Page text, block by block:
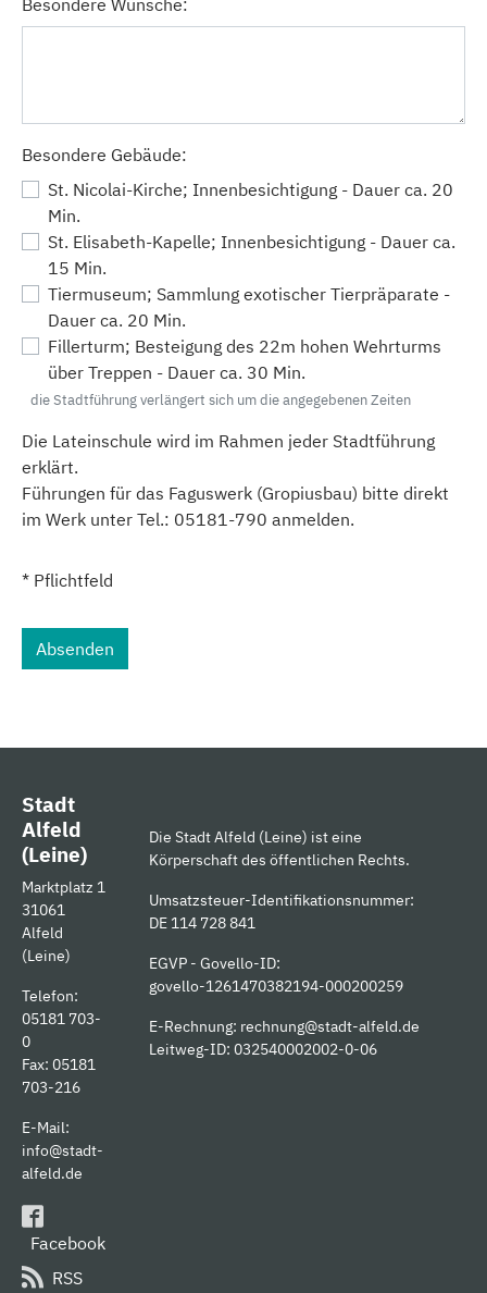
Besondere Wünsche:
Besondere Gebäude:
St. Nicolai-Kirche; Innenbesichtigung - Dauer ca. 20
Min.
St. Elisabeth-Kapelle; Innenbesichtigung - Dauer ca.
15 Min.
Tiermuseum; Sammlung exotischer Tierpräparate -
Dauer ca. 20 Min.
Fillerturm; Besteigung des 22m hohen Wehrturms
über Treppen - Dauer ca. 30 Min.
die Stadtführung verlängert sich um die angegebenen Zeiten
Die Lateinschule wird im Rahmen jeder Stadtführung
erklärt.
Führungen für das Faguswerk (Gropiusbau) bitte direkt
im Werk unter Tel.: 05181-790 anmelden.
* Pflichtfeld
Absenden
Stadt
Alfeld
(Leine)
Marktplatz 1
31061
Alfeld
(Leine)
Telefon:
05181 703-
0
Fax: 05181
703-216
E-Mail:
info@stadt-
alfeld.de
Facebook
RSS
Die Stadt Alfeld (Leine) ist eine
Körperschaft des öffentlichen Rechts.
Umsatzsteuer-Identifikationsnummer:
DE 114 728 841
EGVP - Govello-ID:
govello-1261470382194-000200259
E-Rechnung: rechnung@stadt-alfeld.de
Leitweg-ID: 032540002002-0-06